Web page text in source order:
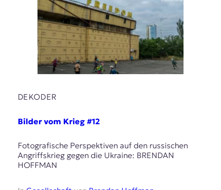
DEKODER
Bilder vom Krieg #12
Fotografische Perspektiven auf den russischen
Angriffskrieg gegen die Ukraine: BRENDAN
HOFFMAN